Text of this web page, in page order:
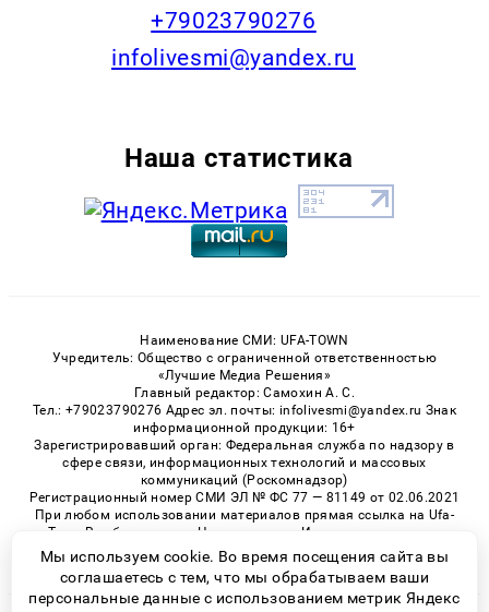
+79023790276
infolivesmi@yandex.ru
Наша статистика
Наименование СМИ: UFA-TOWN
Учредитель: Общество с ограниченной ответственностью
«Лучшие Медиа Решения»
Главный редактор: Самохин А. С.
Тел.: +79023790276 Адрес эл. почты: infolivesmi@yandex.ru Знак
информационной продукции: 16+
Зарегистрировавший орган: Федеральная служба по надзору в
сфере связи, информационных технологий и массовых
коммуникаций (Роскомнадзор)
Регистрационный номер СМИ ЭЛ № ФС 77 — 81149 от 02.06.2021
При любом использовании материалов прямая ссылка на Ufa-
Town.Ru обязательна. Цитирование в Интернете возможно
только при наличии письменного разрешения.
Мы используем cookie. Во время посещения сайта вы
соглашаетесь с тем, что мы обрабатываем ваши
персональные данные с использованием метрик Яндекс